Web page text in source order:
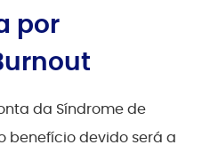
por
da Síndrome de
benefício devido será a